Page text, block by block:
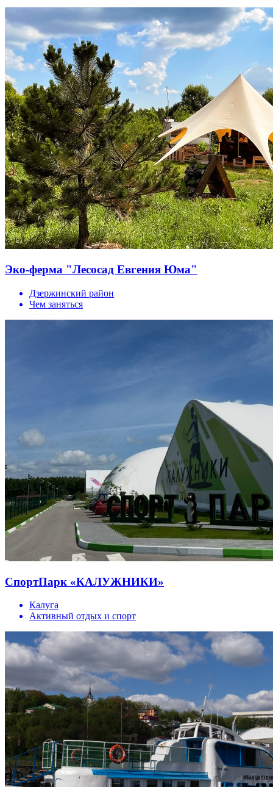
Эко-ферма "Лесосад Евгения Юма"
Дзержинский район
Чем заняться
СпортПарк «КАЛУЖНИКИ»
Калуга
Активный отдых и спорт